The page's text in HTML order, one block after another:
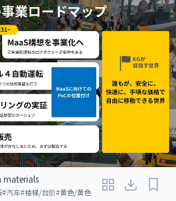
materials
#汽车#楼梯/台阶#黄色/黄色